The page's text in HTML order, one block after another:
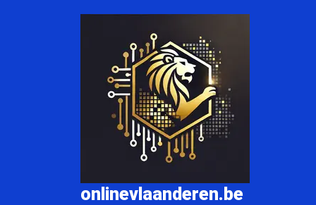
onlinevlaanderen.be